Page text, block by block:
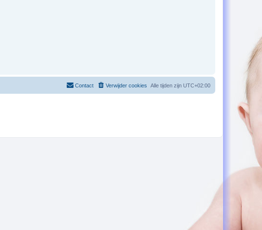
Alle tijden zijn UTC+02:00
Verwijder cookies
Contact